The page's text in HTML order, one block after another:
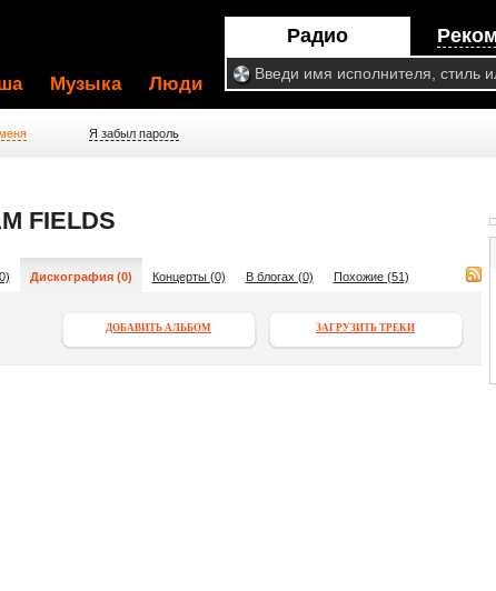
Радио
Музыка Люди
Я забыл пароль
FIELDS
Дискография (0) Концерты (0) В блогах (0) Похожие (51)
ЗАГРУЗИТЬ ТРЕКИ
ДОБАВИТЬ АЛЬБОМ